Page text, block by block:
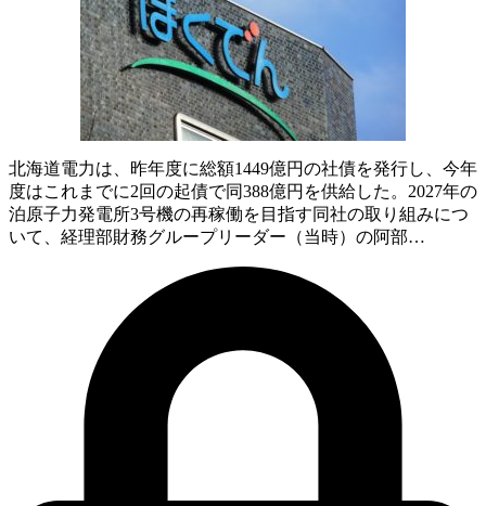
北海道電力は、昨年度に総額1449億円の社債を発行し、今年
度はこれまでに2回の起債で同388億円を供給した。2027年の
泊原子力発電所3号機の再稼働を目指す同社の取り組みにつ
いて、経理部財務グループリーダー（当時）の阿部…